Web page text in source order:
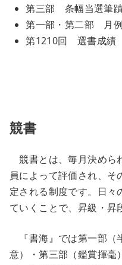
第三部 条幅当選筆
第一部・第二部 月
第1210回 選書成績
競書
競書とは、毎月決めら
員によって評価され、
定される制度です。日々
ていくことで、昇級・昇
『書海』では第一部（
意）・第三部（鑑賞揮毫